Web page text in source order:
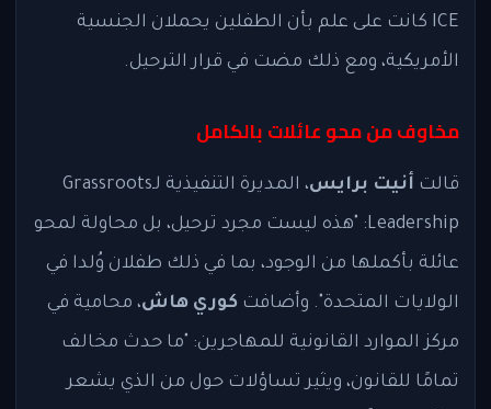
ICE كانت على علم بأن الطفلين يحملان الجنسية
الأمريكية، ومع ذلك مضت في قرار الترحيل.
مخاوف من محو عائلات بالكامل
قالت أنيت برايس
، المديرة التنفيذية لـGrassroots
Leadership: "هذه ليست مجرد ترحيل، بل محاولة لمحو
عائلة بأكملها من الوجود، بما في ذلك طفلان وُلدا في
الولايات المتحدة". وأضافت كوري هاش، محامية في
مركز الموارد القانونية للمهاجرين: "ما حدث مخالف
تمامًا للقانون، ويثير تساؤلات حول من الذي يشعر